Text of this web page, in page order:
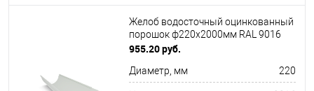
Желоб водосточный оцинкованный
порошок ф220х2000мм RAL 9016
955.20 руб.
Диаметр, мм 220